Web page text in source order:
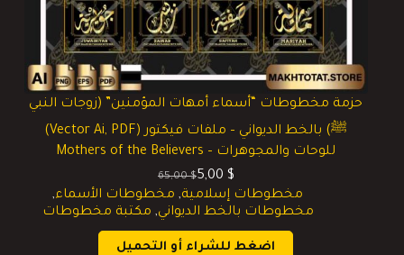
حزمة مخطوطات “أسماء أمهات المؤمنين” (زوجات النبي
ﷺ) بالخط الديواني – ملفات فيكتور (Vector Ai, PDF)
للوحات والمجوهرات – Mothers of the Believers
65,00$السعر
الأصلي
هو:
65,00 $.
5,00 $
السعر
الحالي
هو:
5,00 $.
مخطوطات إسلامية, مخطوطات الأسماء,
مخطوطات بالخط الديواني, مكتبة مخطوطات
اضغط للشراء أو التحميل